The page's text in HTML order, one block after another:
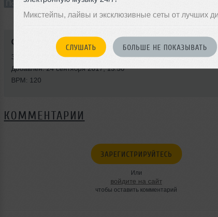
Микстейпы, лайвы и эксклюзивные сеты от лучших
СЛУШАТЬ БОЛЬШЕ НЕ ПОКАЗЫВАТЬ
Подкаст В плейлист (в 2 плейлистах)
Стиль: Deep House
Записан: 24 сентября 2017
Добавлен: 24 сентября 2017, 13:50
BPM: 120
КОММЕНТАРИИ
ЗАРЕГИСТРИРУЙТЕСЬ
Или
войдите на сайт
чтобы оставить комментарий